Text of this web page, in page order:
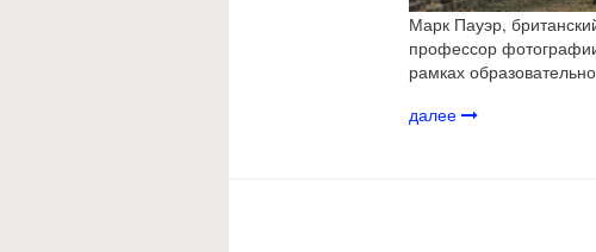
Марк Пауэр,
профессор
рамках
далее